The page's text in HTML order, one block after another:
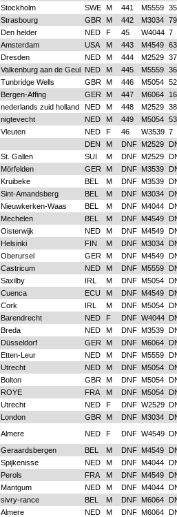
Stockholm SWE M 441 M5559 35
Strasbourg GBR M 442 M3034 79
Den helder NED F 45 W4044 7
Amsterdam USA M 443 M4549 63
Dresden NED M 444 M2529 37
Valkenburg aan de Geul NED M 445 M5559 36
Tunbridge Wells GBR M 446 M5054 52
Bergen-Affing GER M 447 M6064
16
nederlands zuid holland NED M 448 M2529 38
nigtevecht NED M 449 M5054 53
Vleuten NED F 46 W3539 7
DEN M DNF M2529
St. Gallen SUI M DNF M2529
Mörfelden GER M DNF M3539
Kruibeke BEL M DNF M3539
Sint-Amandsberg BEL M DNF M3034
Nieuwkerken-Waas BEL M DNF M4044
Mechelen BEL M DNF M4549
Oisterwijk NED M DNF M4549
Helsinki FIN M DNF M3034
Oberursel GER M DNF M4549
Castricum NED M DNF M5559
Saxilby IRL M DNF M5054
Cuenca ECU M DNF M4549
Cork IRL M DNF M5054
Barendrecht NED F DNF W4044
Breda NED M DNF M3539
Düsseldorf GER M DNF M6064
Etten-Leur NED M DNF M5559
Utrecht NED M DNF M5054
Bolton GBR M DNF M5054
ROYE FRA M DNF M5054
Utrecht NED F DNF W2529
London GBR M DNF M3034
Almere NED F DNF W4549
Geraardsbergen BEL M DNF M4549
Spijkenisse NED M DNF M4044
Perols FRA M DNF M4549
Mantgum NED M DNF M4044
sivry-rance BEL M DNF M6064
Almere NED M DNF M6064